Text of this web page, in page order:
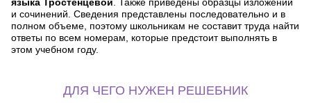
и сочинений. Сведения представлены последовательно и в
полном объеме, поэтому школьникам не составит труда найти
ответы по всем номерам, которые предстоит выполнять в
этом учебном году.
ДЛЯ ЧЕГО НУЖЕН РЕШЕБНИК